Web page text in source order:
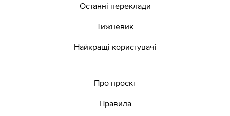
Останні переклади
Тижневик
Найкращі користувачі
Про проєкт
Правила